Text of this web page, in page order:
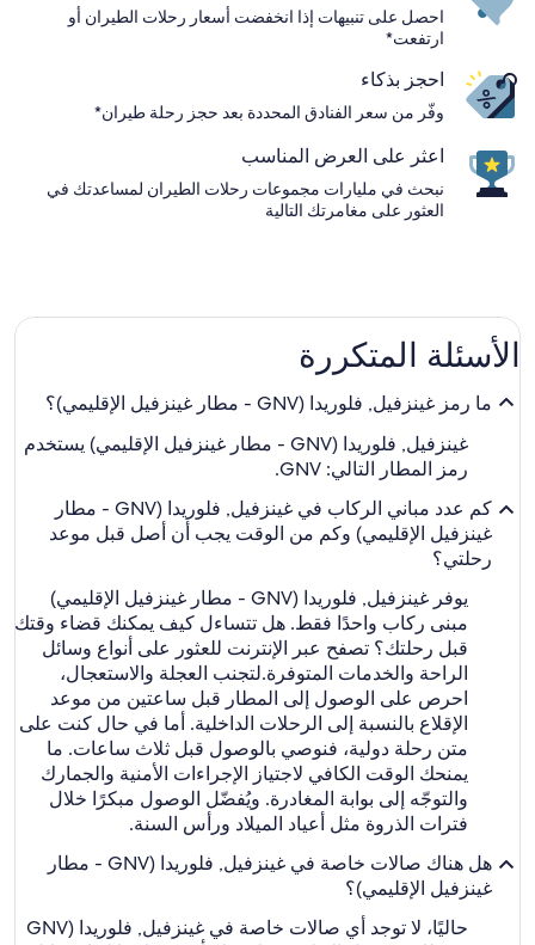
احصل على تنبيهات إذا انخفضت أسعار رحلات الطيران أو
ارتفعت*
احجز بذكاء
وفّر من سعر الفنادق المحددة بعد حجز رحلة طيران*
اعثر على العرض المناسب
نبحث في مليارات مجموعات رحلات الطيران لمساعدتك في
العثور على مغامرتك التالية
الأسئلة المتكررة
ما رمز غينزفيل, فلوريدا (GNV - مطار غينزفيل الإقليمي)؟
غينزفيل, فلوريدا (GNV - مطار غينزفيل الإقليمي) يستخدم
رمز المطار التالي: GNV.
كم عدد مباني الركاب في غينزفيل, فلوريدا (GNV - مطار
غينزفيل الإقليمي) وكم من الوقت يجب أن أصل قبل موعد
رحلتي؟
يوفر غينزفيل, فلوريدا (GNV - مطار غينزفيل الإقليمي)
مبنى ركاب واحدًا فقط. هل تتساءل كيف يمكنك قضاء وقتك
قبل رحلتك؟ تصفح عبر الإنترنت للعثور على أنواع وسائل
الراحة والخدمات المتوفرة.لتجنب العجلة والاستعجال،
احرص على الوصول إلى المطار قبل ساعتين من موعد
الإقلاع بالنسبة إلى الرحلات الداخلية. أما في حال كنت على
متن رحلة دولية، فنوصي بالوصول قبل ثلاث ساعات. ما
يمنحك الوقت الكافي لاجتياز الإجراءات الأمنية والجمارك
والتوجّه إلى بوابة المغادرة. ويُفضّل الوصول مبكرًا خلال
فترات الذروة مثل أعياد الميلاد ورأس السنة.
هل هناك صالات خاصة في غينزفيل, فلوريدا (GNV - مطار
غينزفيل الإقليمي)؟
حاليًا، لا توجد أي صالات خاصة في غينزفيل, فلوريدا (GNV